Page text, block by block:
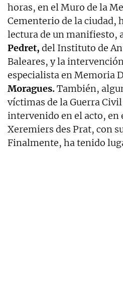
horas, en el Muro de la
Cementerio de la ciudad,
lectura de un manifiesto,
Pedret, del Instituto de
Baleares, y la
especialista en Memoria
Moragues.También,
víctimas de la Guerra
intervenido en el acto, en
Xeremiers des Prat, con
Finalmente, ha tenido